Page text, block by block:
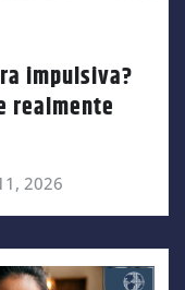
impulsiva?
realmente
2026